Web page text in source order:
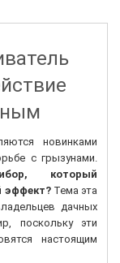
новинками
с грызунами.
который
эффект?Тема эта
дачных
поскольку эти
настоящим